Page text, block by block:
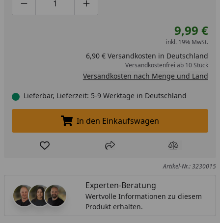
Produktmenge um eins verringern
Produktmenge manuell eingeben
Produktmenge um eins erhöhen
9,99 €
inkl. 19% MwSt.
6,90 € Versandkosten in Deutschland
Versandkostenfrei ab 10 Stück
Versandkosten nach Menge und Land
Lieferbar, Lieferzeit: 5-9 Werktage in Deutschland
In den Einkaufswagen legen
In den Einkaufswagen
Produkt zur Wunschliste hinzufügen
Teilen Produkt
Artikel-Nr.: 3230015
Experten-Beratung
Wertvolle Informationen zu diesem
Produkt erhalten.